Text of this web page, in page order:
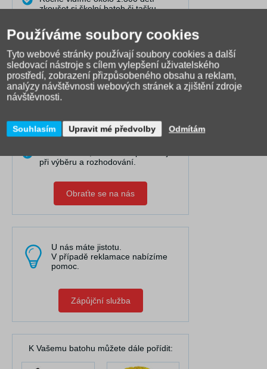
zkoušet si školní batoh či tašku,
Díky tomu VÍME, jak a komu která
taška či batoh na zádech sedí
nejlépe.
Dovedeme Vám dobře poradit i na
dálku.
Pravidelně publikujeme články do
naší poradny, kde řešíme nejčastější
Máme nejširší výběr online a
spolupracujeme s 25 výrobci.
při výběru a rozhodování.
Obraťte se na nás
U nás máte jistotu.
V případě reklamace nabízíme
pomoc.
Zápůjční služba
K Vašemu batohu můžete dále pořídit:
Používáme soubory cookies
Tyto webové stránky používají soubory cookies a další
sledovací nástroje s cílem vylepšení uživatelského
prostředí, zobrazení přizpůsobeného obsahu a reklam,
analýzy návštěvnosti webových stránek a zjištění zdroje
návštěvnosti.
Souhlasím Upravit mé předvolby Odmítám